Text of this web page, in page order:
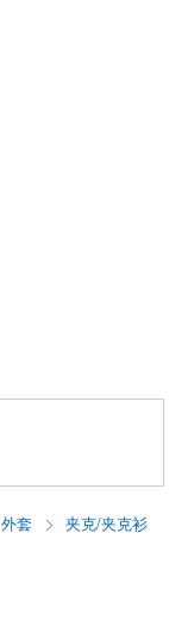
外套 夹克/夹克衫